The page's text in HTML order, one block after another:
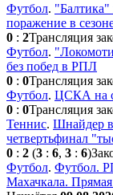
Футбол.
поражение в
0 : 2Трансляция
Футбол.
без побед в РПЛ
0 : 0Трансляция
Футбол. ЦСКА на
0 : 0Трансляция
Теннис. Шнайдер в
четвертьфинал
0 : 2 (3 : 6, 3 : 6)
Футбол. Футбол.
Махачкала.